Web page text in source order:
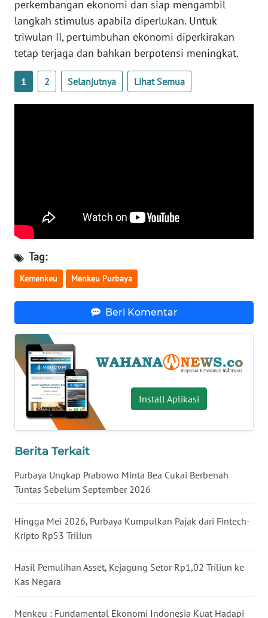
perkembangan ekonomi dan siap mengambil
langkah stimulus apabila diperlukan. Untuk
triwulan II, pertumbuhan ekonomi diperkirakan
tetap terjaga dan bahkan berpotensi meningkat.
1 2 Selanjutnya Lihat Semua
Tag:
Kemenkeu Menkeu Purbaya
Beri Komentar
Install Aplikasi
Berita Terkait
Purbaya Ungkap Prabowo Minta Bea Cukai Berbenah
Tuntas Sebelum September 2026
Hingga Mei 2026, Purbaya Kumpulkan Pajak dari Fintech-
Kripto Rp53 Triliun
Hasil Pemulihan Asset, Kejagung Setor Rp1,02 Triliun ke
Kas Negara
Menkeu : Fundamental Ekonomi Indonesia Kuat Hadapi
WN
BABEL
WN
SUMBAR
WN
WN
JATENG
WN
WN
WN
JATIM
WN
BALI
KALBAR
WN
KALTENG
WN
KALTARA
WN